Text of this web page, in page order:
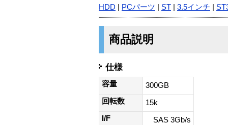
HDD PCパーツ ST 3.5インチ
商品説明
仕様
容量
300GB
回転数
15k
I/F
SAS 3Gb/s